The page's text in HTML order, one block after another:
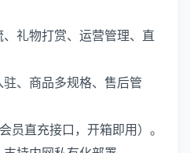
礼物打赏、运营管理、直
、商品多规格、售后管
员直充接口，开箱即用）。